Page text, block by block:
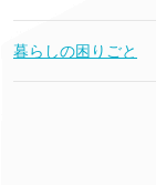
暮らしの困りごと